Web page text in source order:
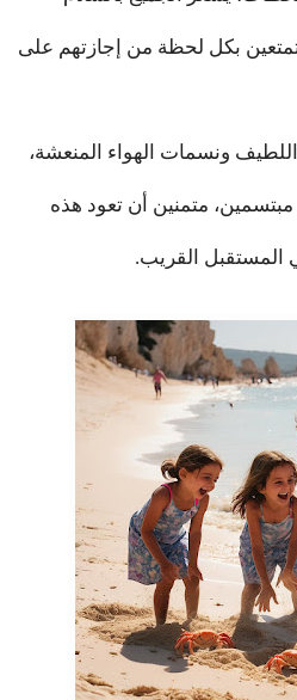
بكل لحظة من إجازتهم على
ونسمات الهواء المنعشة،
متمنين أن تعود هذه
المستقبل القريب.